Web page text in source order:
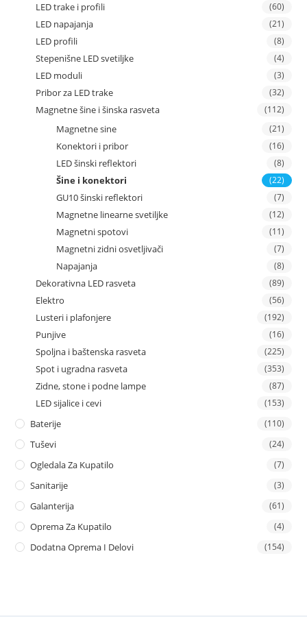
LED trake i profili (60)
LED napajanja (21)
LED profili (8)
Stepenišne LED svetiljke (4)
LED moduli (3)
Pribor za LED trake (32)
Magnetne šine i šinska rasveta (112)
Magnetne sine (21)
Konektori i pribor (16)
LED šinski reflektori (8)
Šine i konektori (22)
GU10 šinski reflektori (7)
Magnetne linearne svetiljke (12)
Magnetni spotovi (11)
Magnetni zidni osvetljivači (7)
Napajanja (8)
Dekorativna LED rasveta (89)
Elektro (56)
Lusteri i plafonjere (192)
Punjive (16)
Spoljna i baštenska rasveta (225)
Spot i ugradna rasveta (353)
Zidne, stone i podne lampe (87)
LED sijalice i cevi (153)
Baterije (110)
Tuševi (24)
Ogledala Za Kupatilo (7)
Sanitarije (3)
Galanterija (61)
Oprema Za Kupatilo (4)
Dodatna Oprema I Delovi (154)